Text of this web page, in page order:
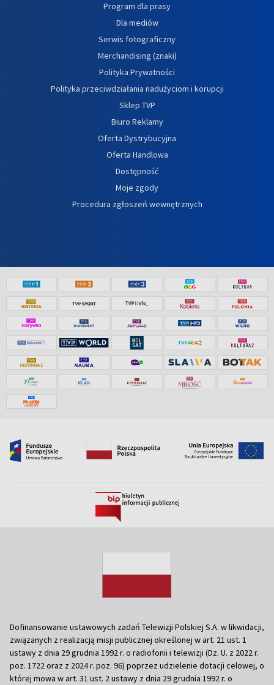
Program dla prasy
Dla mediów
Serwis fotograficzny
Merchandising (znaki)
Polityka Prywatności
Polityka przeciwdziałania nadużyciom i korupcji
Sklep TVP
Biuro Reklamy
Oferta Dystrybucyjna
Oferta Handlowa
Dostępność
Moje zgody
Procedura zgłoszeń wewnętrznych
Dofinansowanie ustawowych zadań Telewizji Polskiej S.A. w likwidacji,
związanych z realizacją misji publicznej określonej w art. 21 ust. 1
ustawy z dnia 29 grudnia 1992 r. o radiofonii i telewizji (Dz. U. z 2022 r.
poz. 1722 oraz z 2024 r. poz. 96) poprzez udzielenie dotacji celowej, o
której mowa w art. 31 ust. 2 ustawy z dnia 29 grudnia 1992 r. o